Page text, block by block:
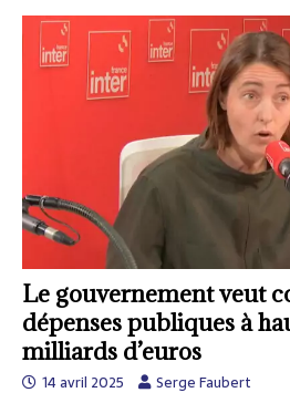
Le gouvernement veut
dépenses publiques à
milliards d’euros
14 avril 2025 Serge Faubert